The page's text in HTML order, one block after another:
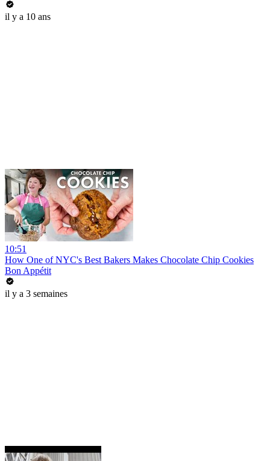
il y a 10 ans
10:51
How One of NYC's Best Bakers Makes Chocolate Chip Cookies
Bon Appétit
il y a 3 semaines